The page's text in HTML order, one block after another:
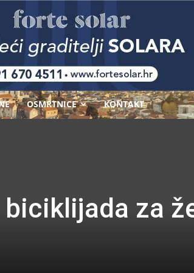
OSMRTNICE KONTAKT
biciklijada za